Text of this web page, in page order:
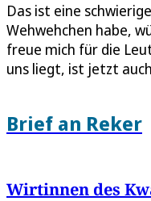
Das ist eine
Wehwehchen habe,
freue mich für die
uns liegt, ist jetzt
Brief an Reker
Wirtinnen des